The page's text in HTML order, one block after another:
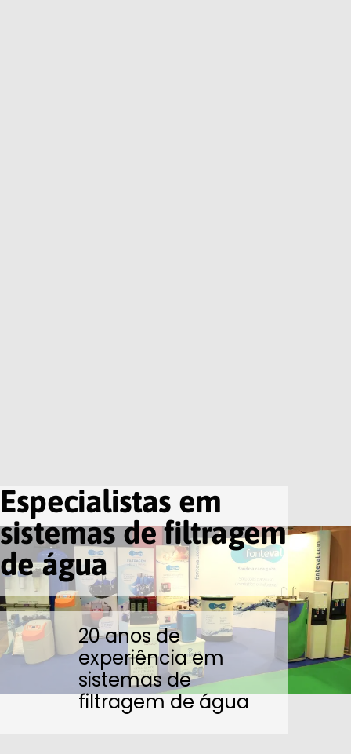
Especialistas em
sistemas de filtragem
de água
20 anos de
experiência em
sistemas de
filtragem de água